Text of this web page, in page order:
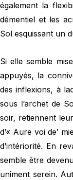
également la
démentiel et les
Sol esquissant un
Si elle semble
appuyés, la
des inflexions, à
sous l’archet de
soir, retiennent
d’« Aure voi de’
d’intériorité. En
semble être
uniment serein.